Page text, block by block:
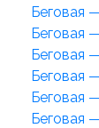
Беговая
Беговая
Беговая
Беговая
Беговая
Беговая